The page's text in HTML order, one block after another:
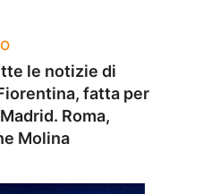
le notizie di
fatta per
Roma,
Molina